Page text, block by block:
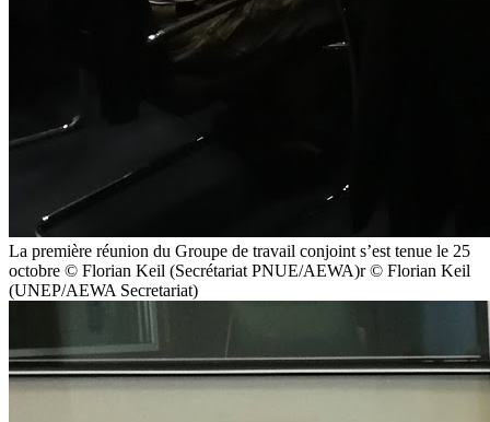
La première réunion du Groupe de travail conjoint s’est tenue le 25
octobre © Florian Keil (Secrétariat PNUE/AEWA)r © Florian Keil
(UNEP/AEWA Secretariat)